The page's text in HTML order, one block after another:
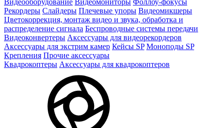
Видеооборудование Видеомониторы Фоллоу-фокусы
Рекордеры Слайдеры Плечевые упоры Видеомикшеры
Цветокоррекция, монтаж видео и звука, обработка и
распределение сигнала Беспроводные системы передачи
Видеоконвертеры Аксессуары для видеорекордеров
Аксессуары для экстрим камер Кейсы SP Моноподы SP
Крепления Прочие аксессуары
Квадрокоптеры Аксессуары для квадрокоптеров